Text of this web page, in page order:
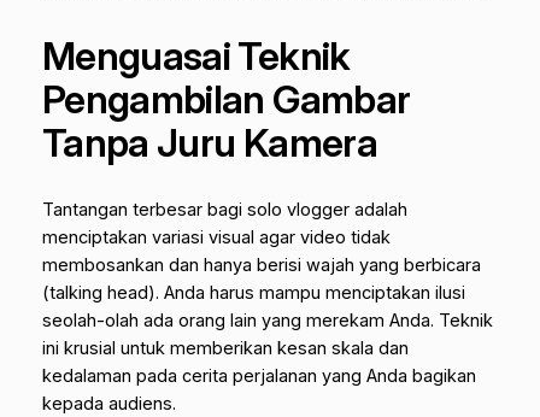
Menguasai Teknik
Pengambilan Gambar
Tanpa Juru Kamera
Tantangan terbesar bagi solo vloggeradalah
menciptakan variasi visual agar video tidak
membosankan dan hanya berisi wajah yang berbicara
(talking head). Anda harus mampu menciptakan ilusi
seolah-olah ada orang lain yang merekam Anda. Teknik
ini krusial untuk memberikan kesan skala dan
kedalaman pada cerita perjalanan yang Anda bagikan
kepada audiens.